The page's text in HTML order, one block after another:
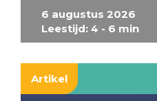
6 augustus 2026
Leestijd: 4 - 6 min
Artikel